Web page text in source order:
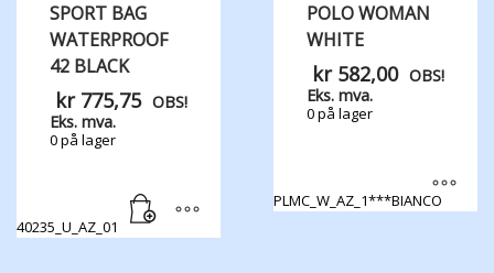
SPORT BAG
WATERPROOF
42 BLACK
kr775,75 OBS!
Eks. mva.
0 på lager
40235_U_AZ_01
POLO WOMAN
WHITE
kr582,00 OBS!
Eks. mva.
0 på lager
PLMC_W_AZ_1***BIANCO